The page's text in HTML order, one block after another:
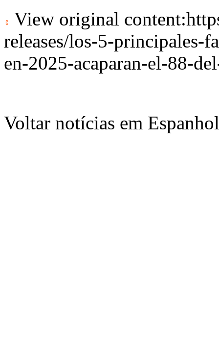
View original content:
releases/los-5-principales-
en-2025-acaparan-el-88-
Voltar notícias em Espanhol